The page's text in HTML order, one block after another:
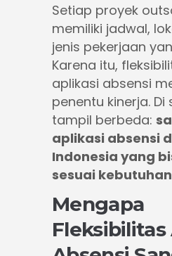
Setiap proyek
memiliki jadwal,
jenis pekerjaan
Karena itu,
aplikasi absensi
penentu kinerja. Di
tampil berbeda:
aplikasi absensi
Indonesia yang
sesuai
Mengapa
Fleksibilitas